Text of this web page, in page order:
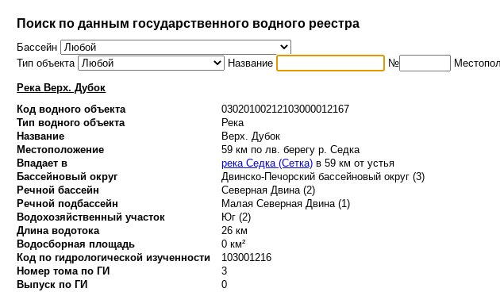
Поиск по данным государственного водного реестра
Бассейн
Тип объекта
Название №
Река Верх. Дубок
Код водного объекта
03020100212103000012167
Тип водного объекта
Река
Название
Верх. Дубок
Местоположение
59 км по лв. берегу р. Седка
Впадает в
река Седка (Сетка)в 59 км от устья
Бассейновый округ
Двинско-Печорский бассейновый округ (3)
Речной бассейн
Северная Двина (2)
Речной подбассейн
Малая Северная Двина (1)
Водохозяйственный участок
Юг (2)
Длина водотока
26 км
Водосборная площадь
0 км²
Код по гидрологической изученности
103001216
Номер тома по ГИ
3
Выпуск по ГИ
0